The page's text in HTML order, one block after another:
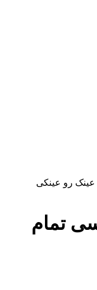
عینک رو عینکی
تمام